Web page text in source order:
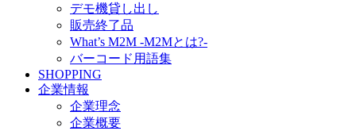
デモ機貸し出し
販売終了品
What’s M2M -M2Mとは?-
バーコード用語集
SHOPPING
企業情報
企業理念
企業概要